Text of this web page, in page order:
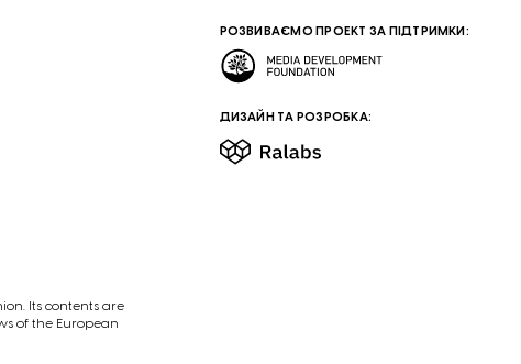
РОЗВИВАЄМО ПРОЕКТ ЗА ПІДТРИМКИ:
ДИЗАЙН ТА РОЗРОБКА:
Its contents are
of the European